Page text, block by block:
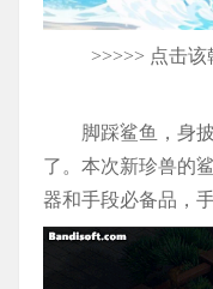
>>>>> 点击
脚踩鲨鱼，身
了。本次新珍兽的
器和手段必备品，